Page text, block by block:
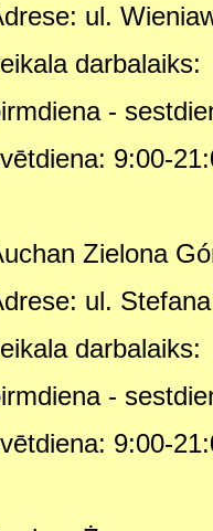
ul.
darbalaiks:
-
9:00-
Zielona
ul.
darbalaiks:
-
9:00-